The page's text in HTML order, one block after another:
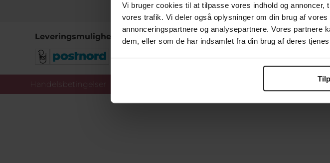
Vi bruger cookies til at tilpasse vores indhold og
vores trafik. Vi deler også oplysninger om din brug af
annonceringspartnere og analysepartnere. Vores partnere
dem, eller som de har indsamlet fra din brug af deres
Leveringsmuligheder Betalingsmuligheder
Handelsbetingelser